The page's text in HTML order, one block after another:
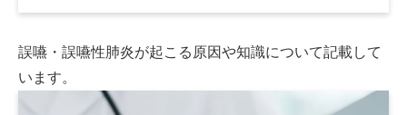
誤嚥・誤嚥性肺炎が起こる原因や知識について記載して
います。